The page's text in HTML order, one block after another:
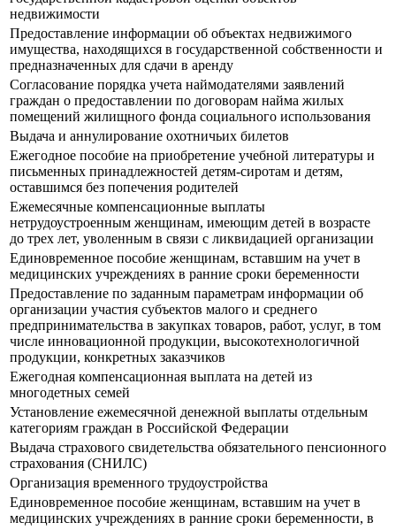
недвижимости
Предоставление информации об объектах недвижимого
имущества, находящихся в государственной собственности и
предназначенных для сдачи в аренду
Согласование порядка учета наймодателями заявлений
граждан о предоставлении по договорам найма жилых
помещений жилищного фонда социального использования
Выдача и аннулирование охотничьих билетов
Ежегодное пособие на приобретение учебной литературы и
письменных принадлежностей детям-сиротам и детям,
оставшимся без попечения родителей
Ежемесячные компенсационные выплаты
нетрудоустроенным женщинам, имеющим детей в возрасте
до трех лет, уволенным в связи с ликвидацией организации
Единовременное пособие женщинам, вставшим на учет в
медицинских учреждениях в ранние сроки беременности
Предоставление по заданным параметрам информации об
организации участия субъектов малого и среднего
предпринимательства в закупках товаров, работ, услуг, в том
числе инновационной продукции, высокотехнологичной
продукции, конкретных заказчиков
Ежегодная компенсационная выплата на детей из
многодетных семей
Установление ежемесячной денежной выплаты отдельным
категориям граждан в Российской Федерации
Выдача страхового свидетельства обязательного пенсионного
страхования (СНИЛС)
Организация временного трудоустройства
Единовременное пособие женщинам, вставшим на учет в
медицинских учреждениях в ранние сроки беременности, в